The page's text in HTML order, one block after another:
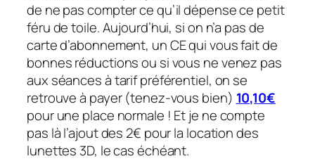
de ne pas compter ce qu’il dépense ce petit
féru de toile. Aujourd’hui, si on n’a pas de
carte d’abonnement, un CE qui vous fait de
bonnes réductions ou si vous ne venez pas
aux séances à tarif préférentiel, on se
retrouve à payer (tenez-vous bien) 10,10€
pour une place normale ! Et je ne compte
pas là l’ajout des 2€ pour la location des
lunettes 3D, le cas échéant.